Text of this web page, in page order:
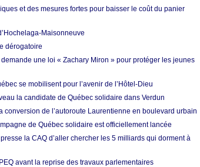
et des mesures fortes pour baisser le coût du panier
Maisonneuve
dérogatoire
une loi « Zachary Miron » pour protéger les jeunes
se mobilisent pour l’avenir de l’Hôtel-Dieu
la candidate de Québec solidaire dans Verdun
de l’autoroute Laurentienne en boulevard urbain
de Québec solidaire est officiellement lancée
la CAQ d’aller chercher les 5 milliards qui dorment à
avant la reprise des travaux parlementaires